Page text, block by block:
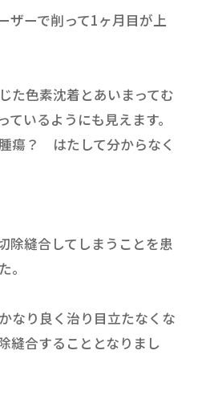
ザーで削って1ヶ月目が上
た色素沈着とあいまってむ
ているようにも見えます。
瘍？ はたして分からなく
除縫合してしまうことを患
。
なり良く治り目立たなくな
縫合することとなりまし